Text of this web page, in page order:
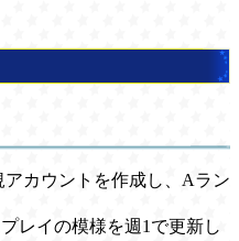
アカウントを作成し、Aラン
レイの模様を週1で更新し